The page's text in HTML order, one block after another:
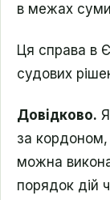
в межах
Ця справа в
судових
Довідково.
за кордоном,
можна
порядок дій